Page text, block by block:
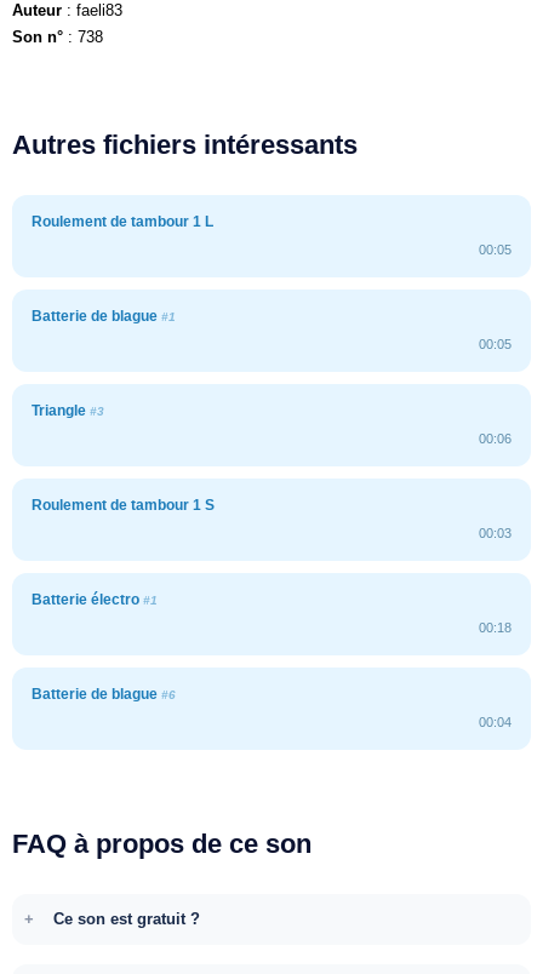
Auteur : faeli83
Son n° : 738
Autres fichiers intéressants
Roulement de tambour 1 L
00:05
Batterie de blague #1
00:05
Triangle #3
00:06
Roulement de tambour 1 S
00:03
Batterie électro #1
00:18
Batterie de blague #6
00:04
FAQ à propos de ce son
Ce son est gratuit ?